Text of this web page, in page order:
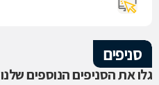
סניפים
גלו את הסניפים הנוספים שלנו